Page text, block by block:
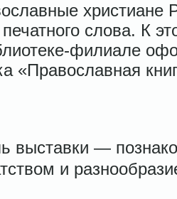
христиане
слова. К
филиале
«Православная
выставки —
и